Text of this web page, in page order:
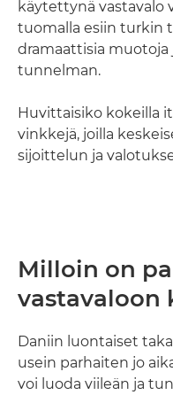
käytettynä vastavalo
tuomalla esiin turkin
dramaattisia muotoja
tunnelman.
Huvittaisiko kokeilla
vinkkejä, joilla
sijoittelun ja
Milloin on
vastavaloon
Daniin luontaiset
usein parhaiten jo
voi luoda viileän ja